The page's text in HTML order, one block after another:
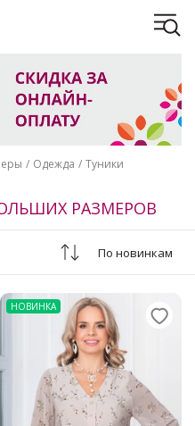
Одежда Туники
РАЗМЕРОВ
По новинкам
НОВИНКА